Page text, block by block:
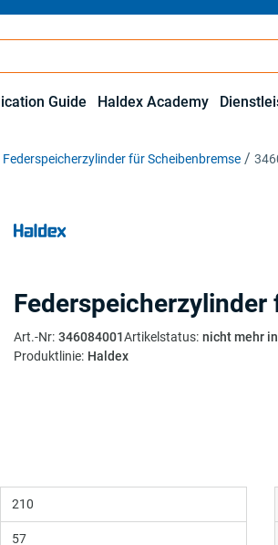
Guide Haldex Academy
Federspeicherzylinder für Scheibenbremse
Art.-Nr: 346084001Artikelstatus: nicht mehr
Produktlinie: Haldex
210
57